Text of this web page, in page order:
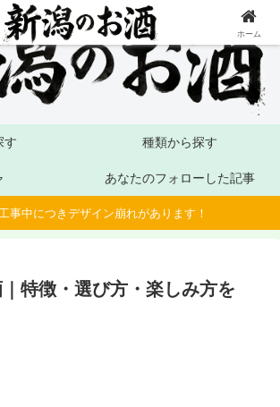
す 種類から探す
あなたのフォローした記事
事中につきデザイン崩れがあります！
特徴・選び方・楽しみ方を
ホーム